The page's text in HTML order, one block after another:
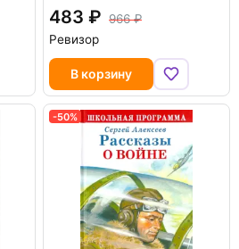
483
966
Ревизор
В корзину
-50%